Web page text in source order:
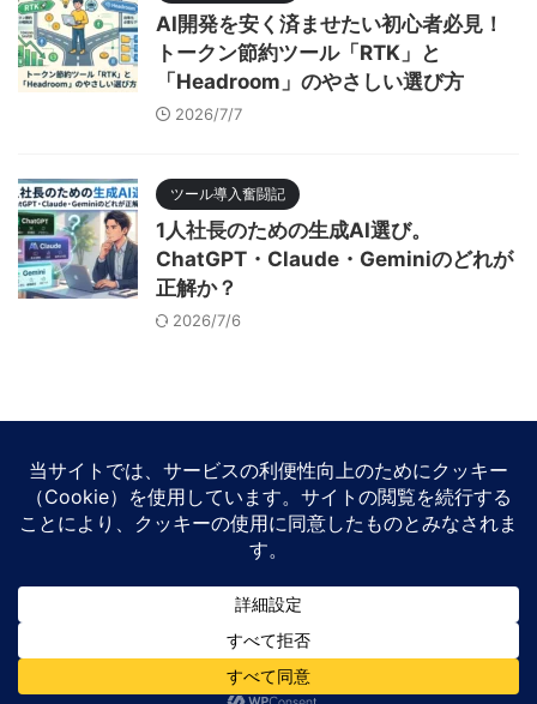
AI開発を安く済ませたい初心者必見！
トークン節約ツール「RTK」と
「Headroom」のやさしい選び方
2026/7/7
ツール導入奮闘記
1人社長のための生成AI選び。
ChatGPT・Claude・Geminiのどれが
正解か？
2026/7/6
特定商品取引に関する法律
AI時代をどう生き抜くか。経営者の視点で綴るテクノロジー戦記
社長のAIクロニクル
© 2026 社長のAIクロニクル